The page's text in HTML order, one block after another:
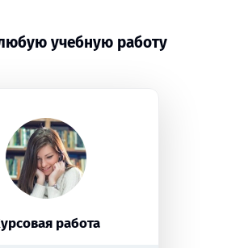
учебную работу
работа